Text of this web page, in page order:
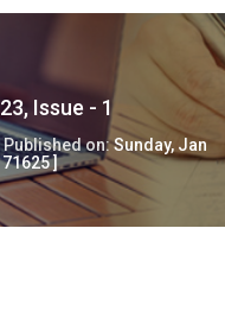
23, Issue - 1
Published on:Sunday, Jan
71625]